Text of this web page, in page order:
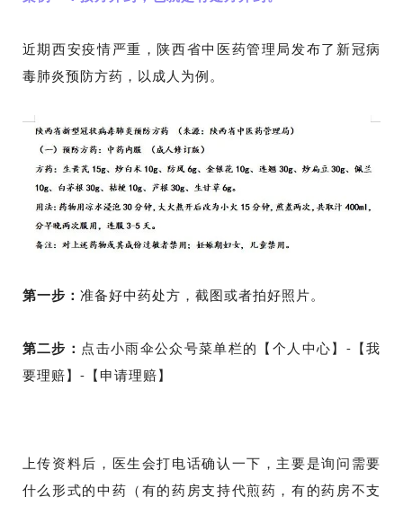
近期西安疫情严重，陕西省中医药管理局发布了新冠病
毒肺炎预防方药，以成人为例。
第一步： 准备好中药处方，截图或者拍好照片。
第二步： 点击小雨伞公众号菜单栏的【个人中心】-【我
要理赔】-【申请理赔】
上传资料后，医生会打电话确认一下，主要是询问需要
什么形式的中药（有的药房支持代煎药，有的药房不支